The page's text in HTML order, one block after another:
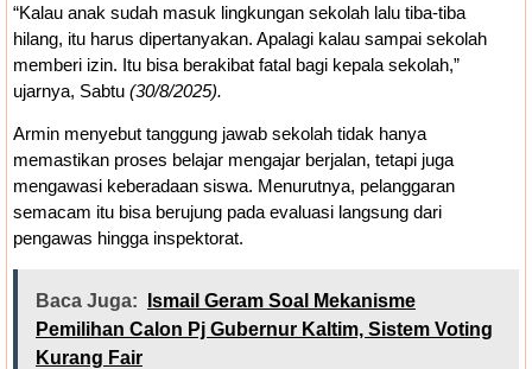
“Kalau anak sudah masuk lingkungan sekolah lalu tiba-tiba
hilang, itu harus dipertanyakan. Apalagi kalau sampai sekolah
memberi izin. Itu bisa berakibat fatal bagi kepala sekolah,”
ujarnya, Sabtu (30/8/2025).
Armin menyebut tanggung jawab sekolah tidak hanya
memastikan proses belajar mengajar berjalan, tetapi juga
mengawasi keberadaan siswa. Menurutnya, pelanggaran
semacam itu bisa berujung pada evaluasi langsung dari
pengawas hingga inspektorat.
Baca Juga:
Ismail Geram Soal Mekanisme
Pemilihan Calon Pj Gubernur Kaltim, Sistem Voting
Kurang Fair